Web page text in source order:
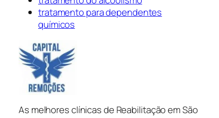
tratamento para dependentes
químicos
As melhores clínicas de Reabilitação em São